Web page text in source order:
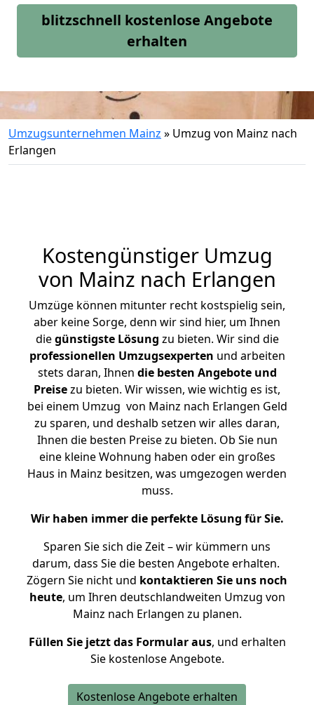
blitzschnell kostenlose Angebote
erhalten
Umzugsunternehmen Mainz » Umzug von Mainz nach
Erlangen
Kostengünstiger Umzug
von Mainz nach Erlangen
Umzüge können mitunter recht kostspielig sein,
aber keine Sorge, denn wir sind hier, um Ihnen
diegünstigste Lösung zu bieten. Wir sind die
professionellen Umzugsexperten und arbeiten
stets daran, Ihnen die besten Angebote und
Preisezu bieten. Wir wissen, wie wichtig es ist,
bei einem Umzug von Mainz nach Erlangen Geld
zu sparen, und deshalb setzen wir alles daran,
Ihnen die besten Preise zu bieten. Ob Sie nun
eine kleine Wohnung haben oder ein großes
Haus in Mainz besitzen, was umgezogen werden
muss.
Wir haben immer die perfekte Lösung für Sie.
Sparen Sie sich die Zeit – wir kümmern uns
darum, dass Sie die besten Angebote erhalten.
Zögern Sie nicht und kontaktieren Sie uns noch
heute, um Ihren deutschlandweiten Umzug von
Mainz nach Erlangen zu planen.
Füllen Sie jetzt das Formular aus, und erhalten
Sie kostenlose Angebote.
Kostenlose Angebote erhalten